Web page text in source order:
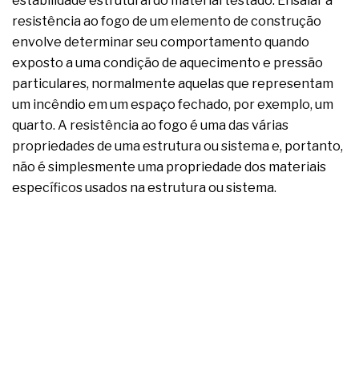
resistência ao fogo de um elemento de construção
envolve determinar seu comportamento quando
exposto a uma condição de aquecimento e pressão
particulares, normalmente aquelas que representam
um incêndio em um espaço fechado, por exemplo, um
quarto. A resistência ao fogo é uma das várias
propriedades de uma estrutura ou sistema e, portanto,
não é simplesmente uma propriedade dos materiais
específicos usados na estrutura ou sistema.